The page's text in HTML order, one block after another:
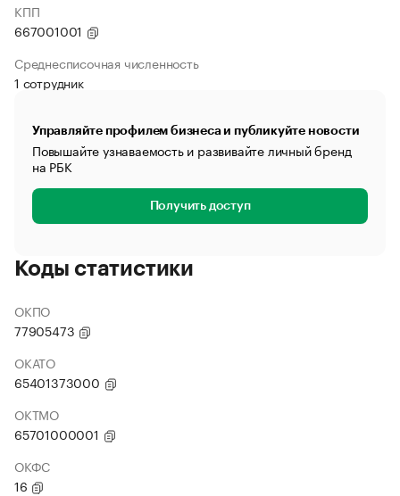
КПП
667001001
Среднесписочная численность
1 сотрудник
Управляйте профилем бизнеса и публикуйте новости
Повышайте узнаваемость и развивайте личный бренд
на РБК
Получить доступ
Коды статистики
ОКПО
77905473
ОКАТО
65401373000
ОКТМО
65701000001
ОКФС
16